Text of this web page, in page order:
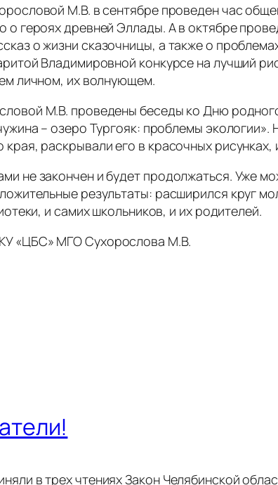
М.В. в сентябре проведен час
о героях древней Эллады. А в октябре
о жизни сказочницы, а также о
Владимировной конкурсе на лучший
личном, их волнующем.
М.В. проведены беседы ко Дню
– озеро Тургояк: проблемы
раскрывали его в красочных рисунках,
не закончен и будет продолжаться. Уже
результаты: расширился круг
и самих школьников, и их родителей.
«ЦБС» МГО Сухорослова М.В.
в трех чтениях Закон Челябинской